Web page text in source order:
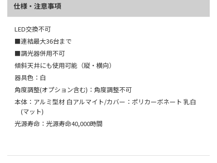
仕様・注意事項
LED交換不可
■連結最大36台まで
■調光器併用不可
傾斜天井にも使用可能（縦・横向）
器具色：白
角度調整(オプション含む)：角度調整不可
本体：アルミ型材 白アルマイト/カバー：ポリカーボネート 乳白
(マット)
光源寿命：光源寿命40,000時間